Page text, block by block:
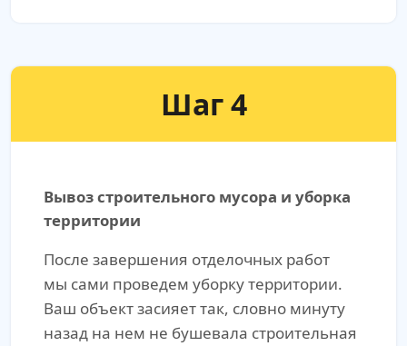
Шаг 4
Вывоз строительного мусора и уборка
территории
После завершения отделочных работ
мы сами проведем уборку территории.
Ваш объект засияет так, словно минуту
назад на нем не бушевала строительная